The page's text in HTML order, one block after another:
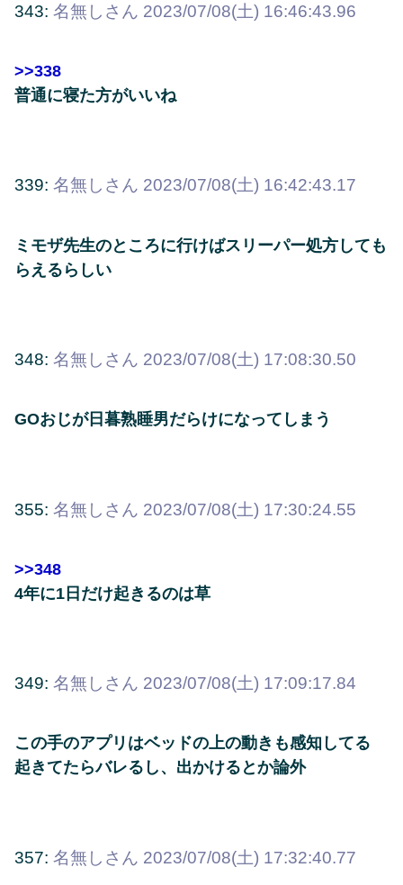
343: 名無しさん 2023/07/08(土) 16:46:43.96
>>338
普通に寝た方がいいね
339: 名無しさん 2023/07/08(土) 16:42:43.17
ミモザ先生のところに行けばスリーパー処方しても
らえるらしい
348: 名無しさん 2023/07/08(土) 17:08:30.50
GOおじが日暮熟睡男だらけになってしまう
355: 名無しさん 2023/07/08(土) 17:30:24.55
>>348
4年に1日だけ起きるのは草
349: 名無しさん 2023/07/08(土) 17:09:17.84
この手のアプリはベッドの上の動きも感知してる
起きてたらバレるし、出かけるとか論外
357: 名無しさん 2023/07/08(土) 17:32:40.77